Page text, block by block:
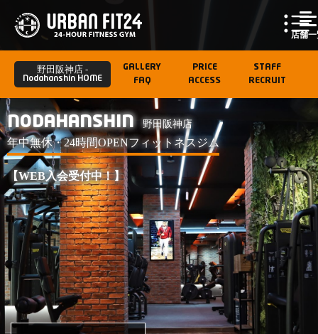
店舗一
野田阪神店 -
Nodahanshin HOME
GALLERY PRICE
STAFF
FAQ
ACCESS RECRUIT
NODAHANSHIN 野田阪神店
年中無休・24時間OPENフィットネスジム
【WEB入会受付中！】